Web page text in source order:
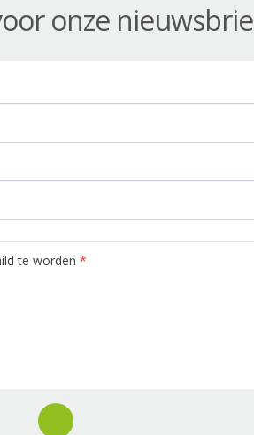
onze
te worden *